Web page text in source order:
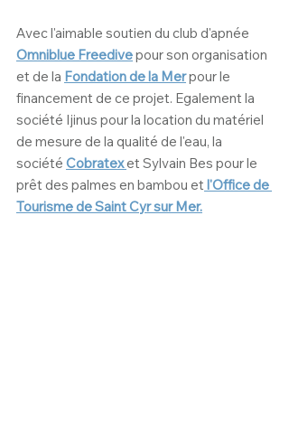
Avec l'aimable soutien du club d'apnée
Omniblue Freedive pour son organisation
et de la Fondation de la Merpour le
financement de ce projet. Egalement la
société Ijinus pour la location du matériel
de mesure de la qualité de l'eau, la
société Cobratex et Sylvain Bes pour le
prêt des palmes en bambou et l'Office de
Tourisme de Saint Cyr sur Mer.